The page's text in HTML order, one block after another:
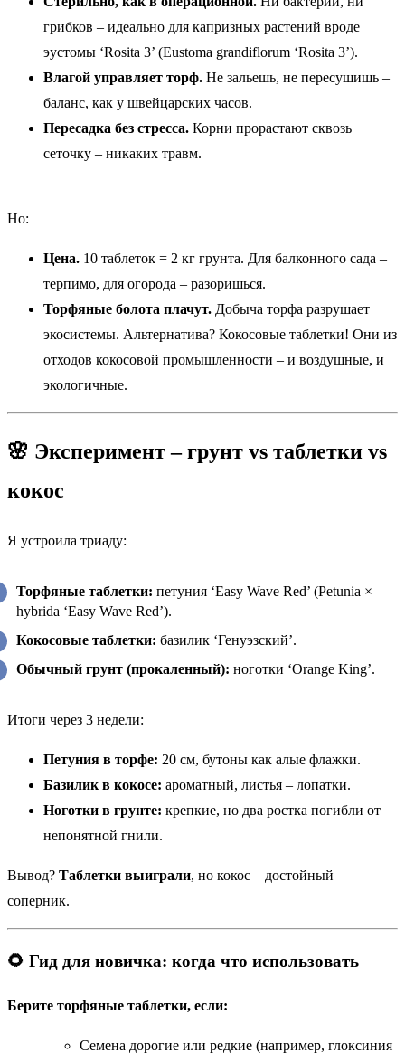
грибков – идеально для капризных растений вроде
эустомы ‘Rosita 3’ (Eustoma grandiflorum ‘Rosita 3’).
Влагой управляет торф. Не зальешь, не пересушишь –
баланс, как у швейцарских часов.
Пересадка без стресса. Корни прорастают сквозь
сеточку – никаких травм.
Но:
Цена. 10 таблеток = 2 кг грунта. Для балконного сада –
терпимо, для огорода – разоришься.
Торфяные болота плачут. Добыча торфа разрушает
экосистемы. Альтернатива? Кокосовые таблетки! Они из
отходов кокосовой промышленности – и воздушные, и
экологичные.
🌸 Эксперимент – грунт vs таблетки vs
кокос
Я устроила триаду:
Торфяные таблетки: петуния ‘Easy Wave Red’ (Petunia ×
hybrida ‘Easy Wave Red’).
Кокосовые таблетки: базилик ‘Генуэзский’.
Обычный грунт (прокаленный): ноготки ‘Orange King’.
Итоги через 3 недели:
Петуния в торфе: 20 см, бутоны как алые флажки.
Базилик в кокосе: ароматный, листья – лопатки.
Ноготки в грунте: крепкие, но два ростка погибли от
непонятной гнили.
Вывод? Таблетки выиграли, но кокос – достойный
соперник.
🌻 Гид для новичка: когда что использовать
Берите торфяные таблетки, если:
Семена дорогие или редкие (например, глоксиния